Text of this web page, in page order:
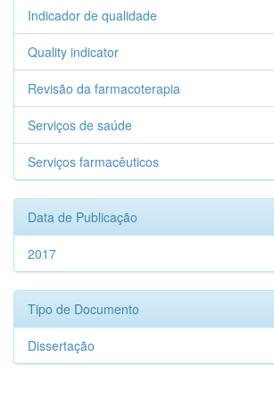
Indicador de qualidade
Quality indicator
Revisão da farmacoterapia
Serviços de saúde
Serviços farmacêuticos
Data de Publicação
2017
Tipo de Documento
Dissertação